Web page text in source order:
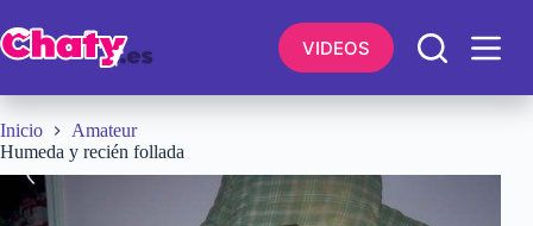
al
contenido
VIDEOS
Inicio
Amateur
Humeda y recién follada